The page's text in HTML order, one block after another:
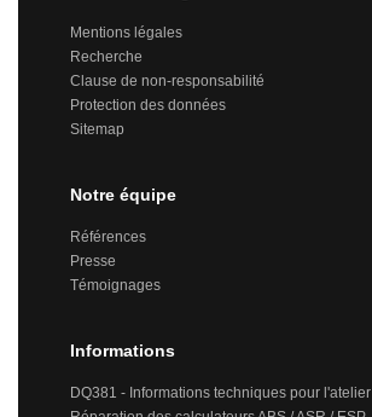
Mentions légales
Recherche
Clause de non-responsabilité
Protection des données
Sitemap
Notre équipe
Références
Presse
Témoignages
Informations
DQ381 - Informations techniques pour l'atelier